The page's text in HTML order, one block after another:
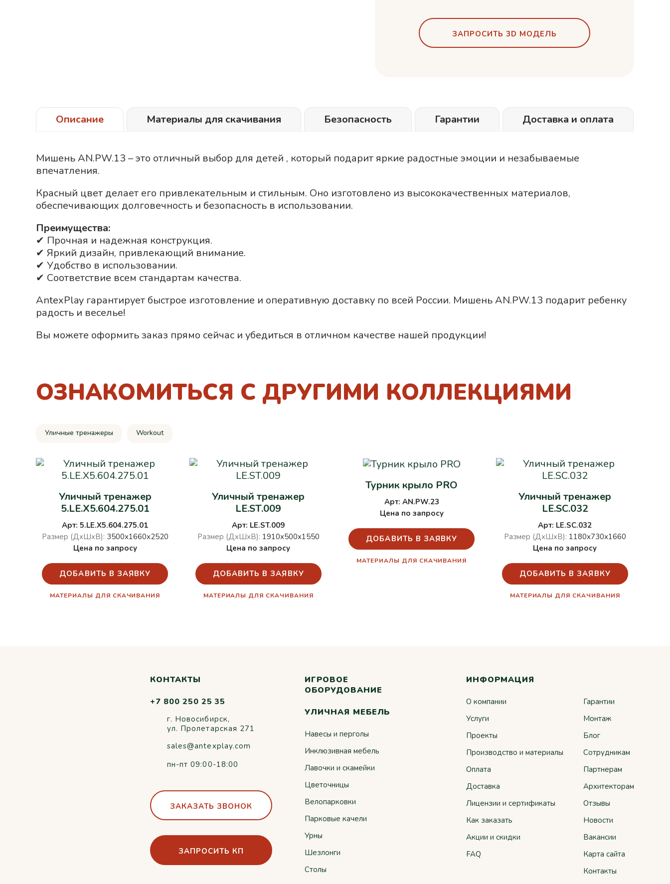
ЗАПРОСИТЬ 3D МОДЕЛЬ
Описание Материалы для скачивания Безопасность Гарантии Доставка и оплата
Мишень AN.PW.13 – это отличный выбор для детей , который подарит яркие радостные эмоции и незабываемые
впечатления.
Красный цвет делает его привлекательным и стильным. Оно изготовлено из высококачественных материалов,
обеспечивающих долговечность и безопасность в использовании.
Преимущества:
✔ Прочная и надежная конструкция.
✔ Яркий дизайн, привлекающий внимание.
✔ Удобство в использовании.
✔ Соответствие всем стандартам качества.
AntexPlay гарантирует быстрое изготовление и оперативную доставку по всей России. Мишень AN.PW.13 подарит ребенку
радость и веселье!
Вы можете оформить заказ прямо сейчас и убедиться в отличном качестве нашей продукции!
ОЗНАКОМИТЬСЯ С ДРУГИМИ КОЛЛЕКЦИЯМИ
Уличные тренажеры Workout
Уличный тренажер
5.LE.X5.604.275.01
Арт: 5.LE.X5.604.275.01
Размер (ДхШхВ): 3500х1660х2520
Цена по запросу
ДОБАВИТЬ В ЗАЯВКУ
МАТЕРИАЛЫ ДЛЯ СКАЧИВАНИЯ
Уличный тренажер
LE.ST.009
Арт: LE.ST.009
Размер (ДхШхВ): 1910х500х1550
Цена по запросу
ДОБАВИТЬ В ЗАЯВКУ
МАТЕРИАЛЫ ДЛЯ СКАЧИВАНИЯ
Турник крыло PRO
Арт: AN.PW.23
Цена по запросу
ДОБАВИТЬ В ЗАЯВКУ
МАТЕРИАЛЫ ДЛЯ СКАЧИВАНИЯ
Уличный тренажер
LE.SC.032
Арт: LE.SC.032
Размер (ДхШхВ): 1180х730х1660
Цена по запросу
ДОБАВИТЬ В ЗАЯВКУ
МАТЕРИАЛЫ ДЛЯ СКАЧИВАНИЯ
КОНТАКТЫ
+7 800 250 25 35
г. Новосибирск,
ул. Пролетарская 271
sales@antexplay.com
пн-пт 09:00-18:00
ЗАКАЗАТЬ ЗВОНОК
ЗАПРОСИТЬ КП
ИГРОВОЕ
ОБОРУДОВАНИЕ
УЛИЧНАЯ МЕБЕЛЬ
Навесы и перголы
Инклюзивная мебель
Лавочки и скамейки
Цветочницы
Велопарковки
Парковые качели
Урны
Шезлонги
Столы
ИНФОРМАЦИЯ
О компании
Услуги
Проекты
Производство и материалы
Оплата
Доставка
Лицензии и сертификаты
Как заказать
Акции и скидки
FAQ
Гарантии
Монтаж
Блог
Сотрудникам
Партнерам
Архитекторам
Отзывы
Новости
Вакансии
Карта сайта
Контакты